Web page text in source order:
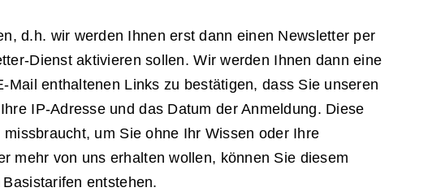
d.h. wir werden Ihnen erst dann einen Newsletter per
Dienst aktivieren sollen. Wir werden Ihnen dann eine
enthaltenen Links zu bestätigen, dass Sie unseren
IP-Adresse und das Datum der Anmeldung. Diese
um Sie ohne Ihr Wissen oder Ihre
mehr von uns erhalten wollen, können Sie diesem
entstehen.